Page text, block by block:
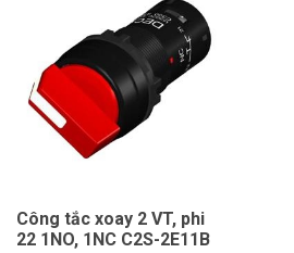
Công tắc xoay 2 VT, phi
22 1NO, 1NC C2S-2E11B